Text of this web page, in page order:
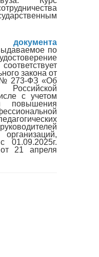
по
закона от
№ 273-ФЗ «Об
с учетом
повышения
01.09.2025г.
21 апреля